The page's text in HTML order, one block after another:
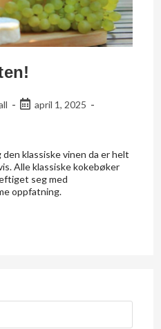
april 1, 2025
den klassiske vinen da er helt
Alle klassiske kokebøker
seg med
oppfatning.